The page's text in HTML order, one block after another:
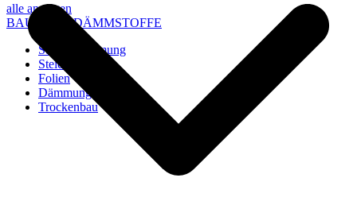
alle anzeigen
BAU- UND DÄMMSTOFFE
Steico Dämmung
Steico Zubehör
Folien
Dämmung
Trockenbau